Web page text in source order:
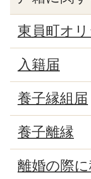
東員町オ
入籍届
養子縁組届
養子離縁
離婚の際